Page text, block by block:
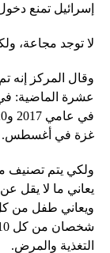
إسرائيل تمنع
لا توجد مجاعة،
وقال المركز
غزة في أغسطس.
ولكي يتم تصنيف
ويعاني طفل من كل
التغذية والمرض.